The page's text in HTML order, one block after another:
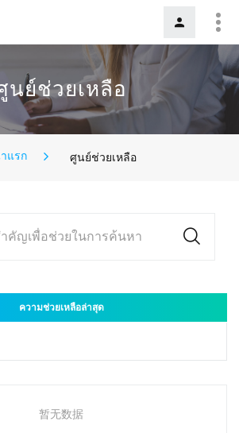
นย์ช่วยเหลือ
แรก ศูนย์ช่วยเหลือ
คัญเพื่อช่วยในการค้นหา
ความช่วยเหลือล่าสุด
暂无数据